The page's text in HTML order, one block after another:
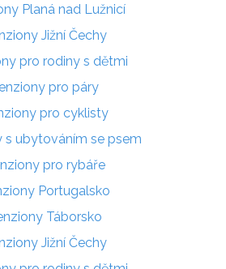
Planá nad Lužnicí
Jižní Čechy
pro rodiny s dětmi
pro páry
pro cyklisty
s ubytováním se psem
pro rybáře
Portugalsko
Táborsko
Jižní Čechy